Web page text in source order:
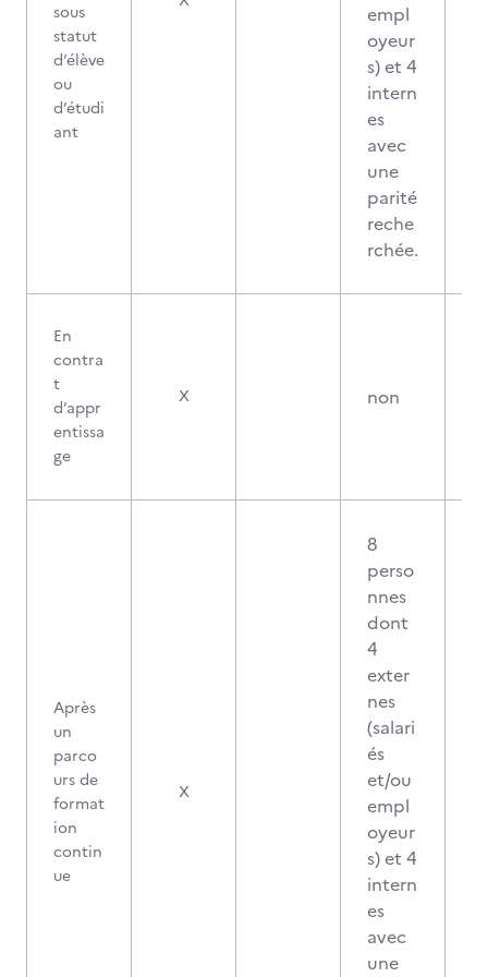
sous
statut
d’élève
ou
d’étudi
ant
empl
oyeur
s) et 4
intern
es
avec
une
parité
reche
rchée.
En
contra
t
d’appr
entissa
ge
X non
Après
un
parco
urs de
format
ion
contin
ue
X
8
perso
nnes
dont
4
exter
nes
(salari
és
et/ou
empl
oyeur
s) et 4
intern
es
avec
une